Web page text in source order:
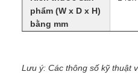
phẩm (W x D x H)
bằng mm
Lưu ý: Các thông số kỹ thuật